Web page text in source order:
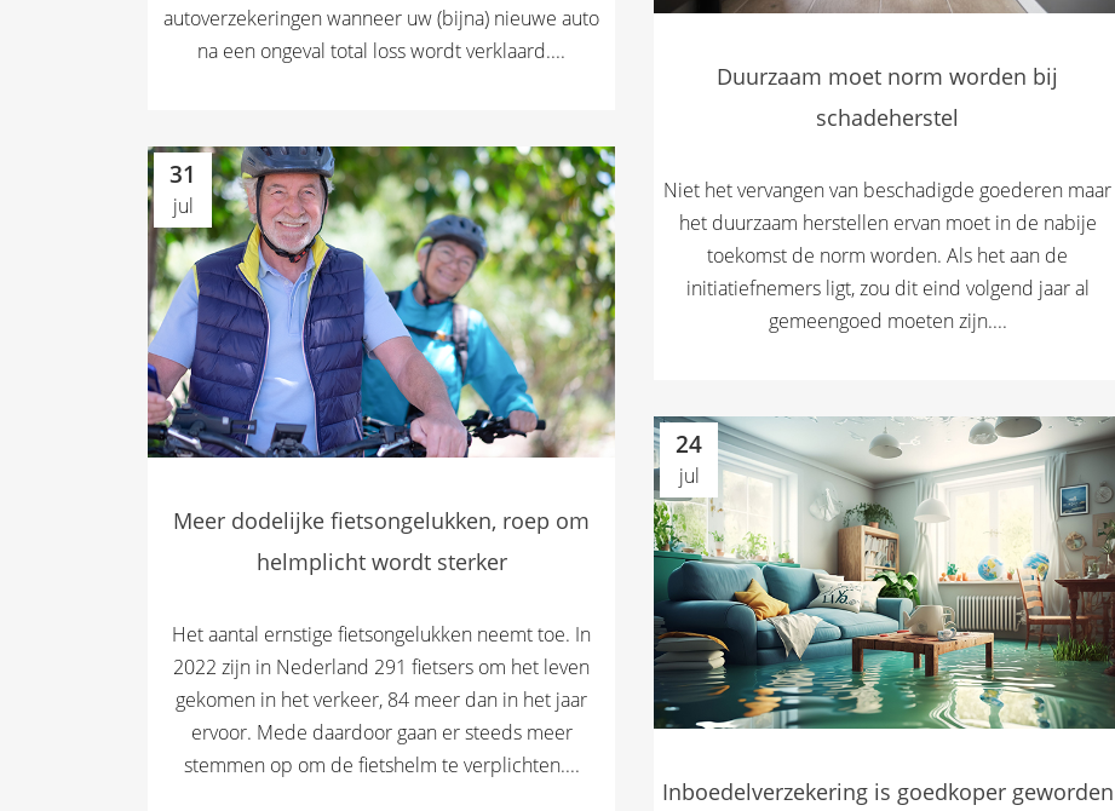
autoverzekeringen wanneer uw (bijna) nieuwe auto
na een ongeval total loss wordt verklaard....
Duurzaam moet norm worden bij
schadeherstel
Niet het vervangen van beschadigde goederen maar
het duurzaam herstellen ervan moet in de nabije
toekomst de norm worden. Als het aan de
initiatiefnemers ligt, zou dit eind volgend jaar al
gemeengoed moeten zijn....
31
jul
Meer dodelijke fietsongelukken, roep om
helmplicht wordt sterker
Het aantal ernstige fietsongelukken neemt toe. In
2022 zijn in Nederland 291 fietsers om het leven
gekomen in het verkeer, 84 meer dan in het jaar
ervoor. Mede daardoor gaan er steeds meer
stemmen op om de fietshelm te verplichten....
24
jul
Inboedelverzekering is goedkoper geworden